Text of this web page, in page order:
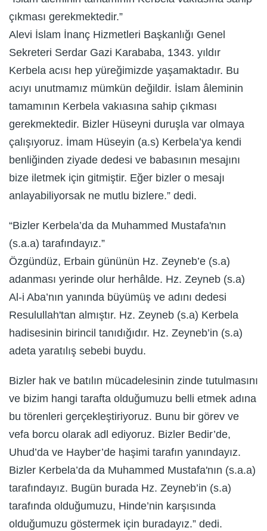
çıkması gerekmektedir.”
Alevi İslam İnanç Hizmetleri Başkanlığı Genel
Sekreteri Serdar Gazi Karababa, 1343. yıldır
Kerbela acısı hep yüreğimizde yaşamaktadır. Bu
acıyı unutmamız mümkün değildir. İslam âleminin
tamamının Kerbela vakıasına sahip çıkması
gerekmektedir. Bizler Hüseyni duruşla var olmaya
çalışıyoruz. İmam Hüseyin (a.s) Kerbela’ya kendi
benliğinden ziyade dedesi ve babasının mesajını
bize iletmek için gitmiştir. Eğer bizler o mesajı
anlayabiliyorsak ne mutlu bizlere.” dedi.
“Bizler Kerbela’da da Muhammed Mustafa'nın
(s.a.a) tarafındayız.”
Özgündüz, Erbain gününün Hz. Zeyneb’e (s.a)
adanması yerinde olur herhâlde. Hz. Zeyneb (s.a)
Al-i Aba’nın yanında büyümüş ve adını dedesi
Resulullah'tan almıştır. Hz. Zeyneb (s.a) Kerbela
hadisesinin birincil tanıdığıdır. Hz. Zeyneb’in (s.a)
adeta yaratılış sebebi buydu.
Bizler hak ve batılın mücadelesinin zinde tutulmasını
ve bizim hangi tarafta olduğumuzu belli etmek adına
bu törenleri gerçekleştiriyoruz. Bunu bir görev ve
vefa borcu olarak adl ediyoruz. Bizler Bedir’de,
Uhud’da ve Hayber’de haşimi tarafın yanındayız.
Bizler Kerbela’da da Muhammed Mustafa'nın (s.a.a)
tarafındayız. Bugün burada Hz. Zeyneb’in (s.a)
tarafında olduğumuzu, Hinde’nin karşısında
olduğumuzu göstermek için buradayız.” dedi.